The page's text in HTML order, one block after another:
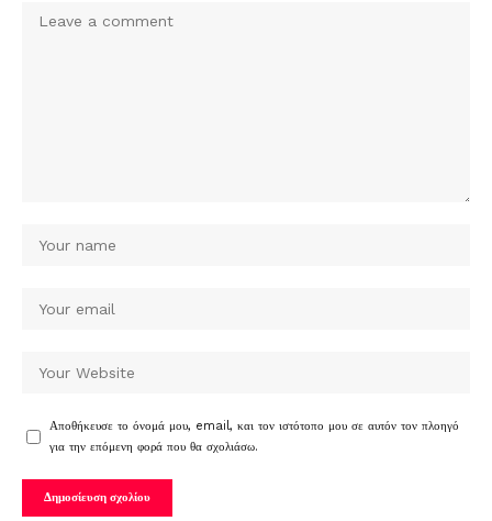
Αποθήκευσε το όνομά μου, email, και τον ιστότοπο μου σε αυτόν τον πλοηγό
για την επόμενη φορά που θα σχολιάσω.